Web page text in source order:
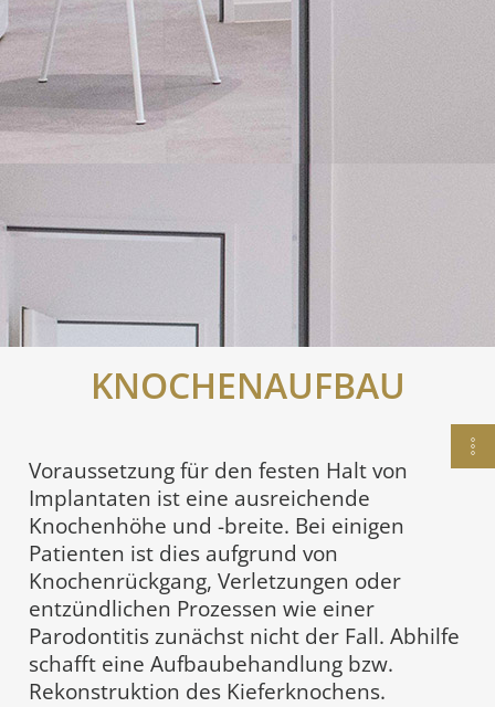
KNOCHENAUFBAU
Voraussetzung für den festen Halt von
Implantaten ist eine ausreichende
Knochenhöhe und -breite. Bei einigen
Patienten ist dies aufgrund von
Knochenrückgang, Verletzungen oder
entzündlichen Prozessen wie einer
Parodontitis zunächst nicht der Fall. Abhilfe
schafft eine Aufbaubehandlung bzw.
Rekonstruktion des Kieferknochens.